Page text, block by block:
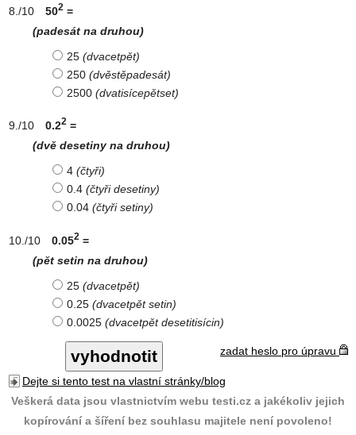
502 =
(padesát na druhou)
25 (dvacetpět)
250 (dvěstěpadesát)
2500 (dvatisícepětset)
0.22 =
(dvě desetiny na druhou)
4 (čtyři)
0.4 (čtyři desetiny)
0.04 (čtyři setiny)
0.052 =
(pět setin na druhou)
25 (dvacetpět)
0.25 (dvacetpět setin)
0.0025 (dvacetpět desetitisícin)
zadat heslo pro úpravu
Dejte si tento test na vlastní stránky/blog
Veškerá data jsou vlastnictvím webu testi.cz a jakékoliv jejich
kopírování a šíření bez souhlasu majitele není povoleno!